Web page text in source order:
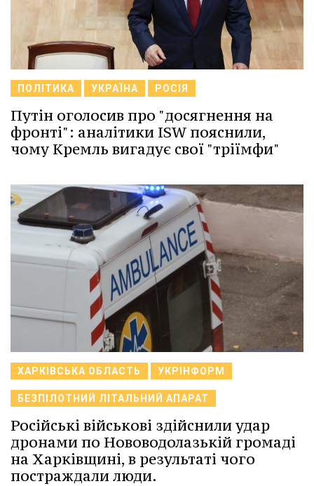
ПОЛІТИКА УКРАЇНА РОСІЯ
Путін оголосив про "досягнення на
фронті": аналітики ISW пояснили,
чому Кремль вигадує свої "тріїмфи"
ХАРКІВСЬКА ОБЛАСТЬ УКРІНФОРМ
БЕЗПІЛОТНИЙ ЛІТАЛЬНИЙ АПАРАТ
Російські військові здійснили удар
дронами по Нововодолазькій громаді
на Харківщині, в результаті чого
постраждали люди.